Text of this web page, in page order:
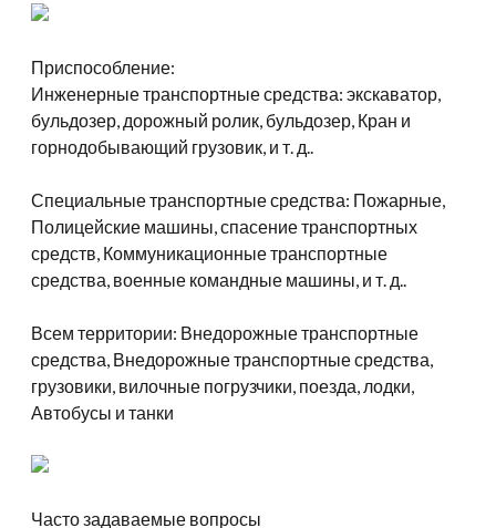
Приспособление:
Инженерные транспортные средства: экскаватор,
бульдозер, дорожный ролик, бульдозер, Кран и
горнодобывающий грузовик, и т. д..
Специальные транспортные средства: Пожарные,
Полицейские машины, спасение транспортных
средств, Коммуникационные транспортные
средства, военные командные машины, и т. д..
Всем территории: Внедорожные транспортные
средства, Внедорожные транспортные средства,
грузовики, вилочные погрузчики, поезда, лодки,
Автобусы и танки
Часто задаваемые вопросы